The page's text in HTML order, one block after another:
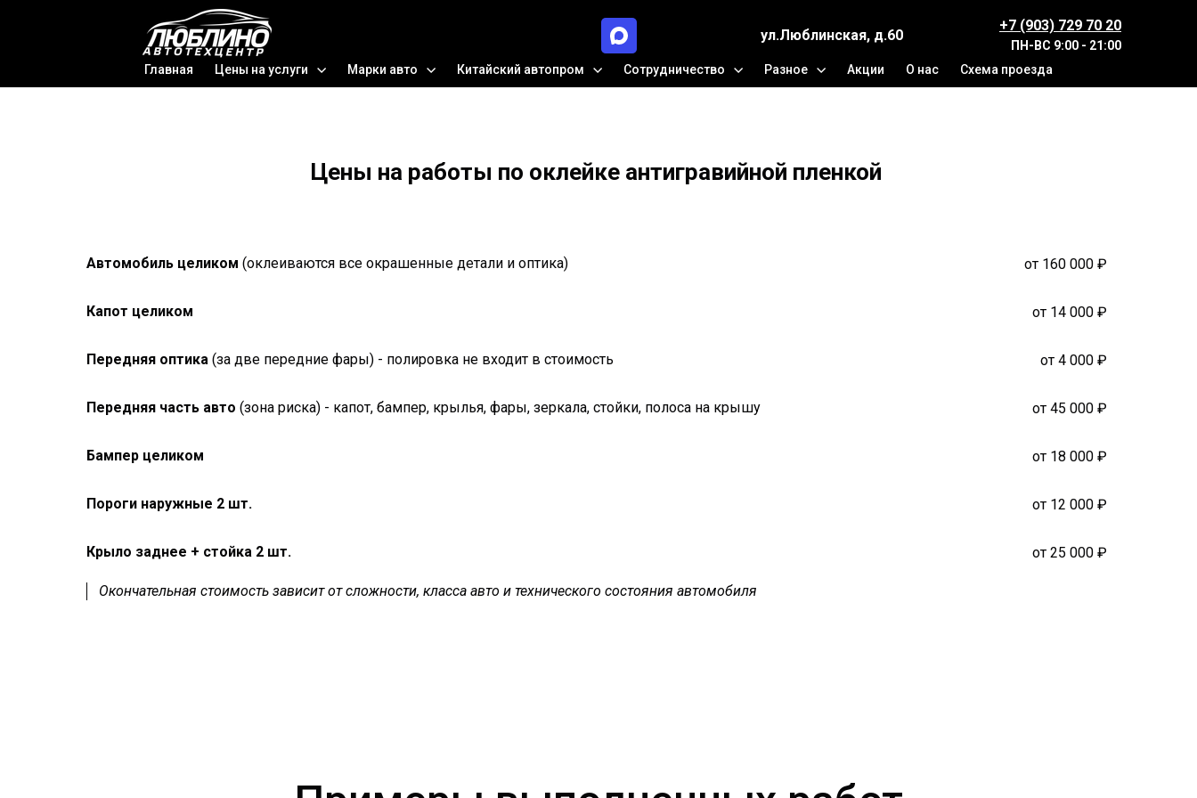
ул.Люблинская, д.60
+7 (903) 729 70 20
ПН-ВС 9:00 - 21:00
Главная
Цены на услуги Марки авто Китайский автопром Сотрудничество Разное Акции О нас Схема проезда
Цены на работы по оклейке антигравийной пленкой
Автомобиль целиком (оклеиваются все окрашенные детали и оптика) от 160 000 ₽
Капот целиком от 14 000 ₽
Передняя оптика (за две передние фары) - полировка не входит в стоимость от 4 000 ₽
Передняя часть авто (зона риска) - капот, бампер, крылья, фары, зеркала, стойки, полоса на крышу от 45 000 ₽
Бампер целиком от 18 000 ₽
Пороги наружные 2 шт. от 12 000 ₽
Крыло заднее + стойка 2 шт. от 25 000 ₽
Окончательная стоимость зависит от сложности, класса авто и технического состояния автомобиля